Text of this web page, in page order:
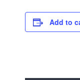
Add to